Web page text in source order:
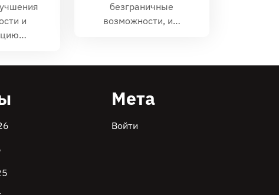
и
безграничные
возможности‚ и…
Мета
Войти